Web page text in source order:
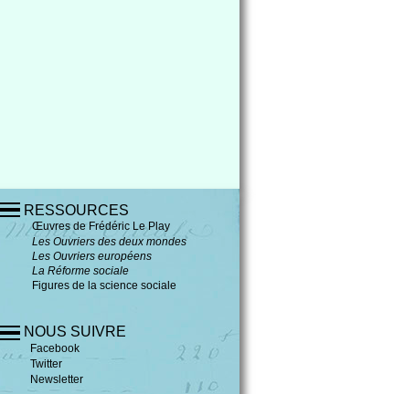
RESSOURCES
NOUS SUIVRE
Newsletter
Twitter
Facebook
Les Ouvriers européens
Les Ouvriers des deux mondes
La Réforme sociale
Œuvres de Frédéric Le Play
Figures de la science sociale